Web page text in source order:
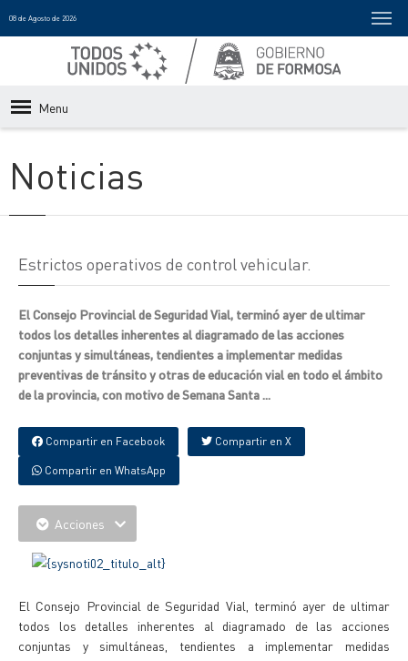
08 de Agosto de 2026
Menu
Noticias
Estrictos operativos de control vehicular.
El Consejo Provincial de Seguridad Vial, terminó ayer de ultimar
todos los detalles inherentes al diagramado de las acciones
conjuntas y simultáneas, tendientes a implementar medidas
preventivas de tránsito y otras de educación vial en todo el ámbito
de la provincia, con motivo de Semana Santa ...
Compartir en Facebook Compartir en X
Compartir en WhatsApp
Acciones
El Consejo Provincial de Seguridad Vial, terminó ayer de ultimar
todos los detalles inherentes al diagramado de las acciones
conjuntas y simultáneas, tendientes a implementar medidas